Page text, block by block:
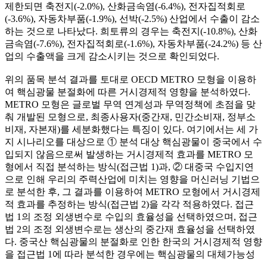
제한되면 축전지(-2.0%), 산화금속염(-6.4%), 전자집적회로
(-3.6%), 자동차부품(-1.9%), 선박(-2.5%) 산업에서 수출이 감소
하는 것으로 나타났다. 희토류의 경우는 축전지(-10.8%), 산화
금속염(-7.6%), 전자집적회로(-1.6%), 자동차부품(-24.2%) 등 산
업의 수출액을 크게 감소시키는 것으로 확인되었다.
위의 품목 분석 결과를 토대로 OECD METRO 모형을 이용하
여 핵심광물 분절화에 따른 거시경제적 영향을 분석하였다.
METRO 모형은 글로벌 무역 연계성과 무역정책에 초점을 맞
춰 개발된 모형으로, 최종사용자(중간재, 민간소비재, 정부소
비재, 자본재)를 세분화했다는 특징이 있다. 여기에서는 세 가
지 시나리오를 대상으로 ① 분석 대상 핵심광물이 중국에서 수
입되지 않음으로써 발생하는 거시경제적 효과를 METRO 모
형에서 직접 분석하는 방식(접근법 1)과, ② 대중국 수입지연
으로 인해 우리의 주력산업에 미치는 영향을 머신러닝 기법으
로 분석한 후, 그 결과를 이용하여 METRO 모형에서 거시경제
적 효과를 추정하는 방식(접근법 2)을 각각 적용하였다. 접근
법 1의 조정 외생변수로 수입의 효율성을 선택하였으며, 접근
법 2의 조정 외생변수로는 생산의 중간재 효율성을 선택하였
다. 중국산 핵심광물의 분절화로 인한 한국의 거시경제적 영향
을 접근법 1에 따라 분석한 경우에는 핵심광물의 대체가능성